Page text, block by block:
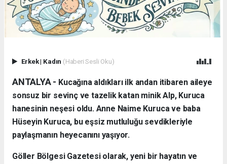
Erkek| Kadın (Haberi Sesli Oku)
ANTALYA - ​ Kucağına aldıkları ilk andan itibaren aileye
sonsuz bir sevinç ve tazelik katan minik Alp, Kuruca
hanesinin neşesi oldu. Anne Naime Kuruca ve baba
Hüseyin Kuruca, bu eşsiz mutluluğu sevdikleriyle
paylaşmanın heyecanını yaşıyor.
​Göller Bölgesi Gazetesi olarak, yeni bir hayatın ve